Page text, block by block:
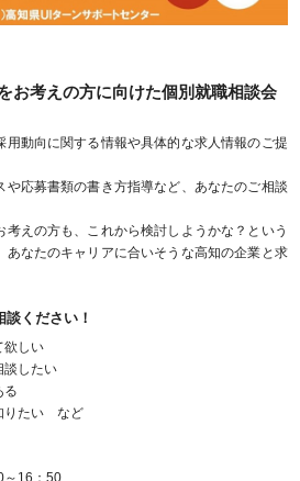
お考えの方に向けた個別就職相談会
用動向に関する情報や具体的な求人情報のご提
や応募書類の書き方指導など、あなたのご相談
えの方も、これから検討しようかな？という
あなたのキャリアに合いそうな高知の企業と求
ください！
欲しい
談したい
る
りたい など
～16：50